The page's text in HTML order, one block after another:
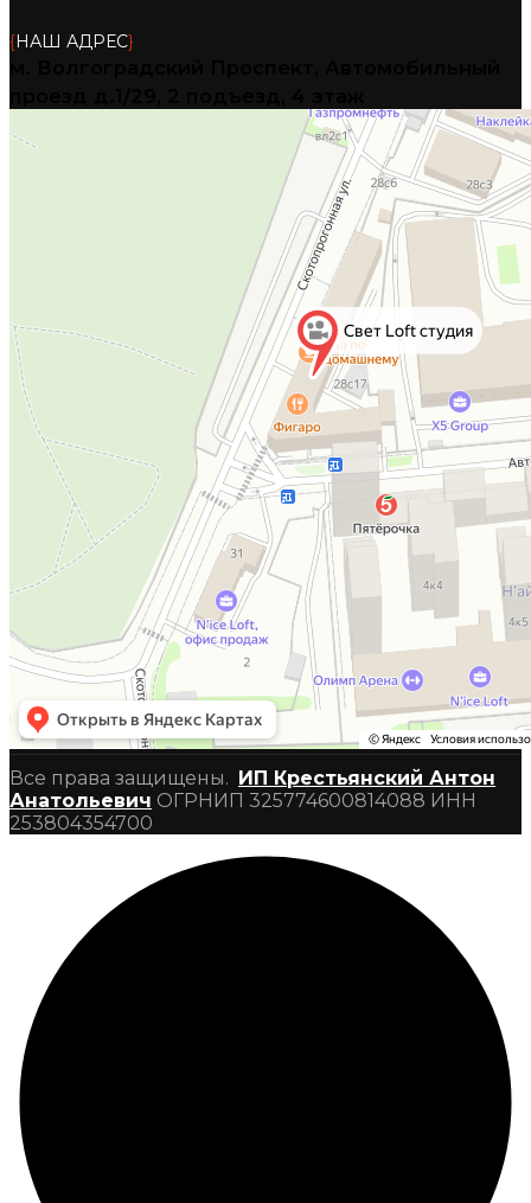
{НАШ АДРЕС}
Все права защищены. ИП Крестьянский Антон
Анатольевич ОГРНИП 325774600814088 ИНН
253804354700